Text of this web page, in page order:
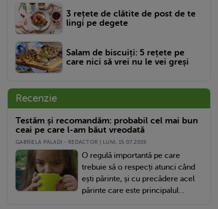
3 rețete de clătite de post de te
lingi pe degete
Salam de biscuiți: 5 rețete pe
care nici să vrei nu le vei greși
Recenzie
Testăm și recomandăm: probabil cel mai bun
ceai pe care l-am băut vreodată
GABRIELA PALADI - REDACTOR | LUNI, 15.07.2019
O regulă importantă pe care
trebuie să o respecți atunci când
ești părinte, și cu precădere acel
părinte care este principalul...